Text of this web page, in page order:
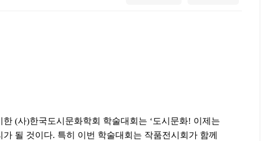
한 (사)한국도시문화학회 학술대회는 ‘도시문화! 이제는
가 될 것이다. 특히 이번 학술대회는 작품전시회가 함께